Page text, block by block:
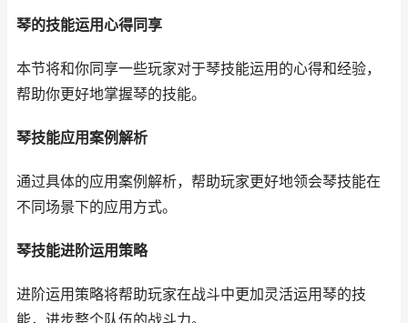
琴的技能运用心得同享
本节将和你同享一些玩家对于琴技能运用的心得和经验，
帮助你更好地掌握琴的技能。
琴技能应用案例解析
通过具体的应用案例解析，帮助玩家更好地领会琴技能在
不同场景下的应用方式。
琴技能进阶运用策略
进阶运用策略将帮助玩家在战斗中更加灵活运用琴的技